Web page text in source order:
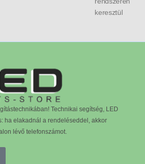
keresztül
Technikai segítség, LED
ha elakadnál a rendeléseddel, akkor
lévő telefonszámot.